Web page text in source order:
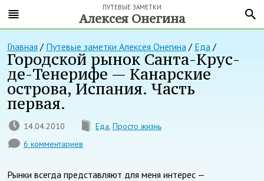
ПУТЕВЫЕ ЗАМЕТКИ
Алексея Онегина
Главная / Путевые заметки Алексея Онегина / Еда /
Городской рынок Санта-Крус-
де-Тенерифе — Канарские
острова, Испания. Часть
первая.
14.04.2010 Еда, Просто жизнь
6 комментариев
Рынки всегда представляют для меня интерес —